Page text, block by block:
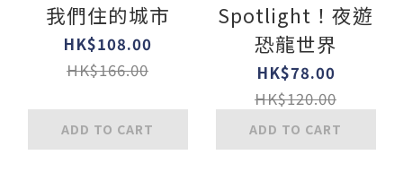
我們住的城市
HK$108.00
HK$166.00
ADD TO CART
Spotlight！夜遊
恐龍世界
HK$78.00
HK$120.00
ADD TO CART